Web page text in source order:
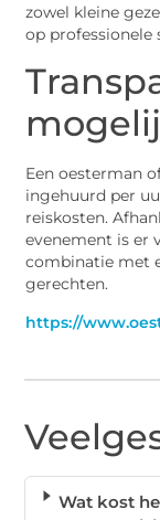
zowel kleine
op professionele
Een oesterman
ingehuurd per
reiskosten.
evenement is er
combinatie met
gerechten.
https://
Wat kost